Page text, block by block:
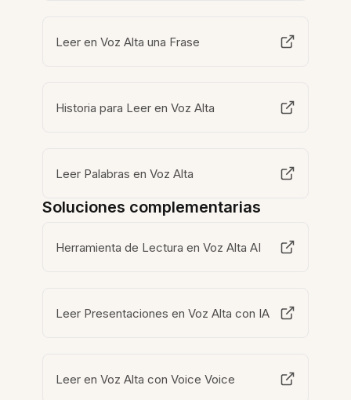
Leer en Voz Alta una Frase
Historia para Leer en Voz Alta
Leer Palabras en Voz Alta
Soluciones complementarias
Herramienta de Lectura en Voz Alta AI
Leer Presentaciones en Voz Alta con IA
Leer en Voz Alta con Voice Voice